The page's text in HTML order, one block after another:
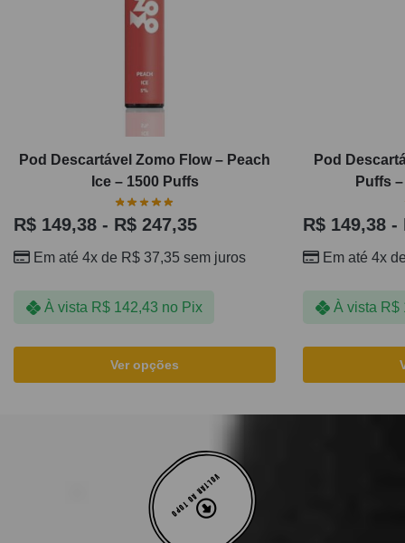
Pod Descartável Zomo Flow – Peach
Ice – 1500 Puffs
R$ 149,38 - R$ 247,35
Em até 4x de R$ 37,35 sem juros
À vista R$142,43 no Pix
Ver opções
Pod
Puffs
R$ 149,38 -
Em até 4x
À vista R$
VOLTAR AO TOPO